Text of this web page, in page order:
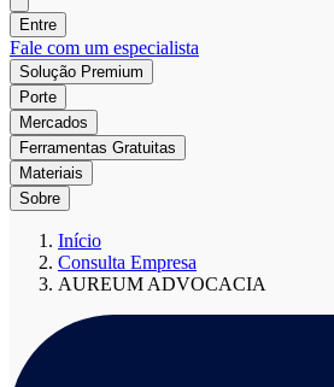
Entre
Fale com um especialista
Solução Premium
Porte
Mercados
Ferramentas Gratuitas
Materiais
Sobre
Início
Consulta Empresa
AUREUM ADVOCACIA